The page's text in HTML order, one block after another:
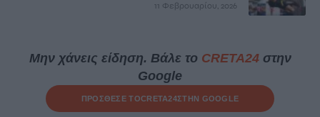
11 Φεβρουαρίου, 2026
Μην χάνεις είδηση. Βάλε το CRETA24στην
Google
ΠΡΟΣΘΕΣΕ ΤΟCRETA24ΣΤΗΝ GOOGLE